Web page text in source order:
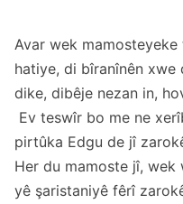
Avar wek
hatiye, di bîranînên xwe
dike, dibêje nezan in,
Ev teswîr bo me ne
pirtûka Edgu de jî
Her du mamoste jî,
yê şaristaniyê fêrî